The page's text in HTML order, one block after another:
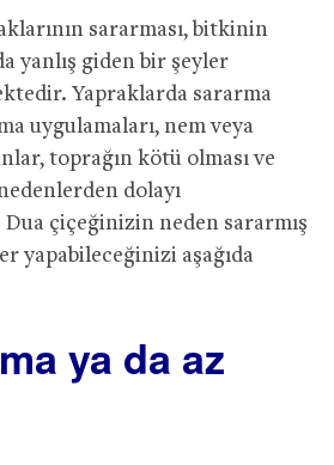
sararması, bitkinin
yanlış giden bir şeyler
Yapraklarda sararma
uygulamaları, nem veya
toprağın kötü olması ve
dolayı
çiçeğinizin neden sararmış
yapabileceğinizi aşağıda
ya da az